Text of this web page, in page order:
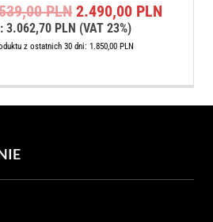
PLN Pierwotna
cena
wynosiła:
2.490,00 PLN
3.062,70 PLN (VAT 23%)
z ostatnich 30 dni: 1.850,00 PLN